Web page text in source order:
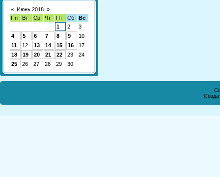
« Июнь 2018 »
Пн
Вт Ср Чт Пт Сб
Вс
1
2
3
4
5 6 7 8 9
10
11
12 13 14 15 16
17
18
19 20 21 22 23
24
25
26 27 28 29 30